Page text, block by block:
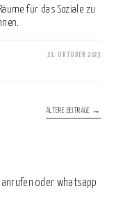
für das Soziale zu
21. OKTOBER 2023
ÄLTERE BEITRÄGE →
oder whatsapp